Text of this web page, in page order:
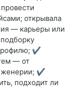
открывала
— карьеры или
✔
— от
✔
подходит ли